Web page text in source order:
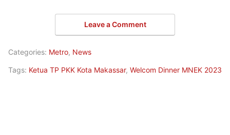
Leave a Comment
Categories: Metro, News
Tags: Ketua TP PKK Kota Makassar, Welcom Dinner MNEK 2023